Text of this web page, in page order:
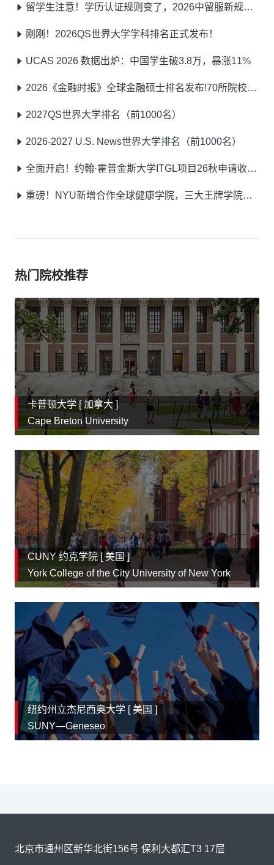
留学生注意！学历认证规则变了，2026中留服新规提前了解不踩坑
刚刚！2026QS世界大学学科排名正式发布！
UCAS 2026 数据出炉：中国学生破3.8万，暴涨11%
2026《金融时报》全球金融硕士排名发布!70所院校荣耀登榜!
2027QS世界大学排名（前1000名）
2026-2027 U.S. News世界大学排名（前1000名）
全面开启！约翰·霍普金斯大学ITGL项目26秋申请收官，27春季申请通道已开放！
重磅！NYU新增合作全球健康学院，三大王牌学院部分硕士26秋仍可申请
热门院校推荐
卡普顿大学 [加拿大]
Cape Breton University
CUNY 约克学院 [美国]
York College of the City University of New York
纽约州立杰尼西奥大学 [美国 ]
SUNY—Geneseo
北京市通州区新华北街156号 保利大都汇T3 17层